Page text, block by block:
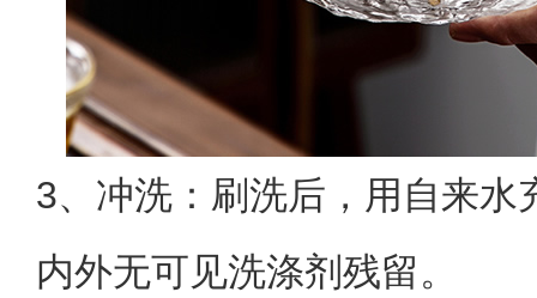
3、 冲洗：刷洗后，用自来水
内外无可见洗涤剂残留。